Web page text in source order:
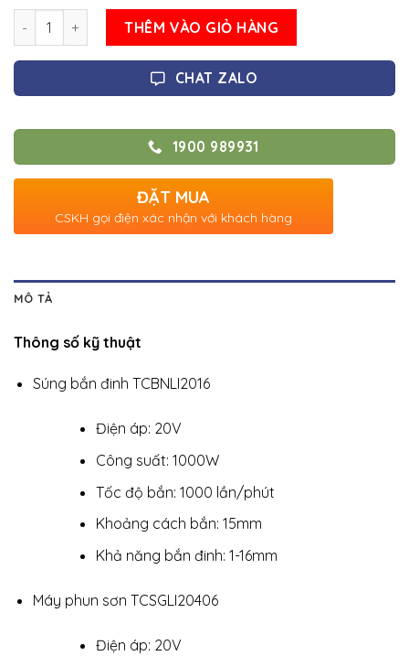
Số lượng THÊM VÀO GIỎ HÀNG
CHAT ZALO
1900 989931
ĐẶT MUA
CSKH gọi điện xác nhận với khách hàng
MÔ TẢ
Thông số kỹ thuật
Súng bắn đinh TCBNLI2016
Điện áp: 20V
Công suất: 1000W
Tốc độ bắn: 1000 lần/phút
Khoảng cách bắn: 15mm
Khả năng bắn đinh: 1-16mm
Máy phun sơn TCSGLI20406
Điện áp: 20V